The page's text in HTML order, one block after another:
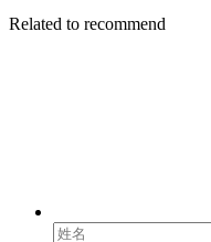
Related to recommend